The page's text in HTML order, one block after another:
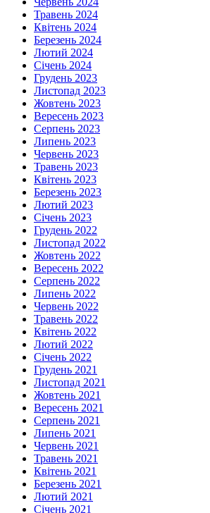
Травень 2024
Квітень 2024
Березень 2024
Лютий 2024
Січень 2024
Грудень 2023
Листопад 2023
Жовтень 2023
Вересень 2023
Серпень 2023
Липень 2023
Червень 2023
Травень 2023
Квітень 2023
Березень 2023
Лютий 2023
Січень 2023
Грудень 2022
Листопад 2022
Жовтень 2022
Вересень 2022
Серпень 2022
Липень 2022
Червень 2022
Травень 2022
Квітень 2022
Лютий 2022
Січень 2022
Грудень 2021
Листопад 2021
Жовтень 2021
Вересень 2021
Серпень 2021
Липень 2021
Червень 2021
Травень 2021
Квітень 2021
Березень 2021
Лютий 2021
Січень 2021